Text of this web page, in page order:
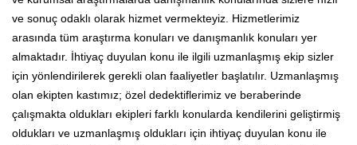
ve sonuç odaklı olarak hizmet vermekteyiz. Hizmetlerimiz
arasında tüm araştırma konuları ve danışmanlık konuları yer
almaktadır. İhtiyaç duyulan konu ile ilgili uzmanlaşmış ekip sizler
için yönlendirilerek gerekli olan faaliyetler başlatılır. Uzmanlaşmış
olan ekipten kastımız; özel dedektiflerimiz ve beraberinde
çalışmakta oldukları ekipleri farklı konularda kendilerini geliştirmiş
oldukları ve uzmanlaşmış oldukları için ihtiyaç duyulan konu ile